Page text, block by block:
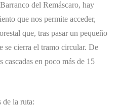
del Remáscaro, hay
que nos permite acceder,
que, tras pasar un pequeño
se cierra el tramo circular. De
cascadas en poco más de 15
de la ruta: